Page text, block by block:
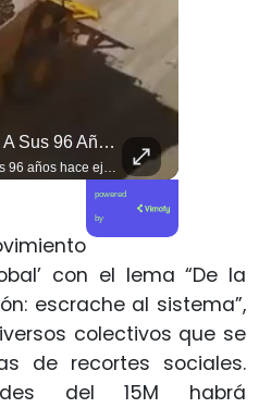
Jorge Lavandero A Sus 96 Años Hace Ejercicio De Memoria Que Debería Ser Enseñado En Todas Las Escuelas De #chile Para Frenar El Saqueo.
powered
by
con el lema “De la
escrache al sistema”,
colectivos que se
de recortes sociales.
del 15M habrá